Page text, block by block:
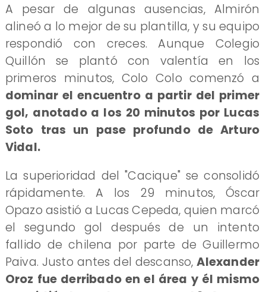
A pesar de algunas ausencias, Almirón
alineó a lo mejor de su plantilla, y su equipo
respondió con creces. Aunque Colegio
Quillón se plantó con valentía en los
primeros minutos, Colo Colo comenzó a
dominar el encuentro a partir del primer
gol, anotado a los 20 minutos por Lucas
Soto tras un pase profundo de Arturo
Vidal.
La superioridad del "Cacique" se consolidó
rápidamente. A los 29 minutos, Óscar
Opazo asistió a Lucas Cepeda, quien marcó
el segundo gol después de un intento
fallido de chilena por parte de Guillermo
Paiva. Justo antes del descanso,Alexander
Oroz fue derribado en el área y él mismo